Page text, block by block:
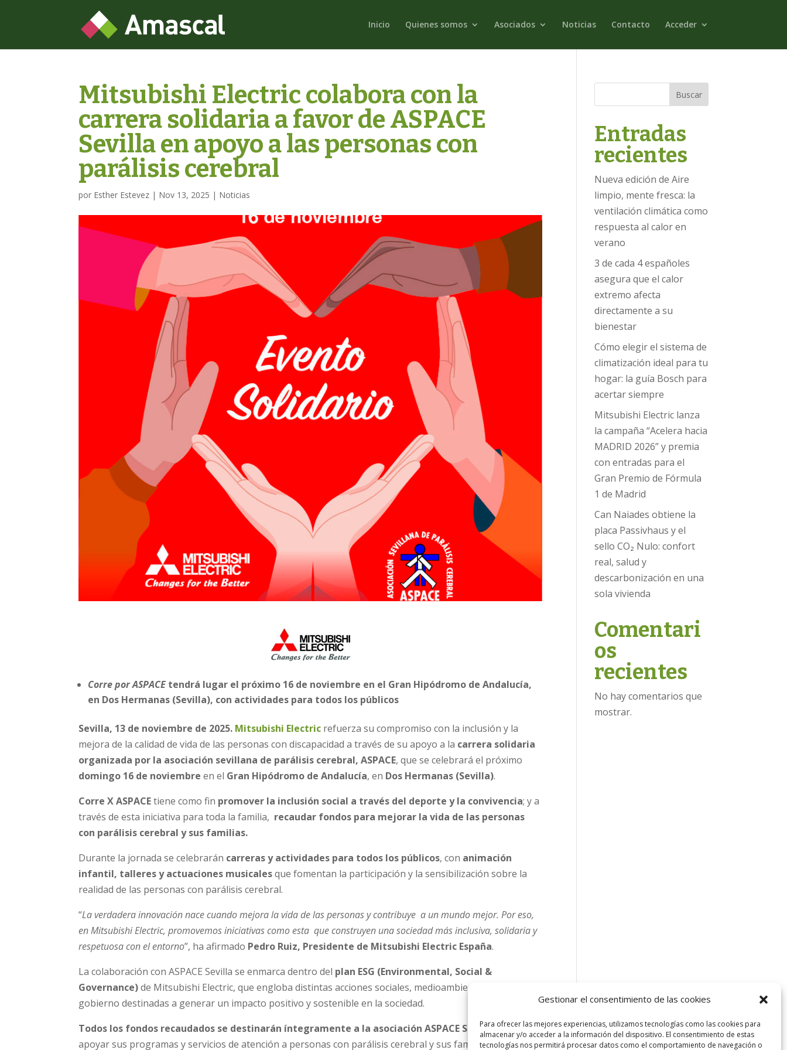
Gestionar el consentimiento de las cookies
Para ofrecer las mejores experiencias, utilizamos tecnologías como las cookies para
almacenar y/o acceder a la información del dispositivo. El consentimiento de estas
tecnologías nos permitirá procesar datos como el comportamiento de navegación o
Inicio Quienes somos Asociados Noticias Contacto Acceder
Mitsubishi Electric colabora con la
carrera solidaria a favor de ASPACE
Sevilla en apoyo a las personas con
parálisis cerebral
por Esther Estevez | Nov 13, 2025 | Noticias
Corre por ASPACE tendrá lugar el próximo 16 de noviembre en el Gran Hipódromo de Andalucía,
en Dos Hermanas (Sevilla), con actividades para todos los públicos
Sevilla, 13 de noviembre de 2025. Mitsubishi Electric refuerza su compromiso con la inclusión y la
mejora de la calidad de vida de las personas con discapacidad a través de su apoyo a la carrera solidaria
organizada por la asociación sevillana de parálisis cerebral, ASPACE, que se celebrará el próximo
domingo 16 de noviembre en el Gran Hipódromo de Andalucía, en Dos Hermanas (Sevilla).
Corre X ASPACEtiene como fin promover la inclusión social a través del deporte y la convivencia; y a
través de esta iniciativa para toda la familia, recaudar fondos para mejorar la vida de las personas
con parálisis cerebral y sus familias.
Durante la jornada se celebrarán carreras y actividades para todos los públicos, con animación
infantil, talleres y actuaciones musicalesque fomentan la participación y la sensibilización sobre la
realidad de las personas con parálisis cerebral.
“La verdadera innovación nace cuando mejora la vida de las personas y contribuye a un mundo mejor. Por eso,
en Mitsubishi Electric, promovemos iniciativas como esta que construyen una sociedad más inclusiva, solidaria y
respetuosa con el entorno”, ha afirmado Pedro Ruiz, Presidente de Mitsubishi Electric España.
La colaboración con ASPACE Sevilla se enmarca dentro del plan ESG (Environmental, Social &
Governance)de Mitsubishi Electric, que engloba distintas acciones sociales, medioambientales y de buen
gobierno destinadas a generar un impacto positivo y sostenible en la sociedad.
Todos los fondos recaudados se destinarán íntegramente a la asociación ASPACE Sevillapara
apoyar sus programas y servicios de atención a personas con parálisis cerebral y sus familias.
Buscar
Entradas
recientes
Nueva edición de Aire
limpio, mente fresca: la
ventilación climática como
respuesta al calor en
verano
3 de cada 4 españoles
asegura que el calor
extremo afecta
directamente a su
bienestar
Cómo elegir el sistema de
climatización ideal para tu
hogar: la guía Bosch para
acertar siempre
Mitsubishi Electric lanza
la campaña “Acelera hacia
MADRID 2026” y premia
con entradas para el
Gran Premio de Fórmula
1 de Madrid
Can Naiades obtiene la
placa Passivhaus y el
sello CO₂ Nulo: confort
real, salud y
descarbonización en una
sola vivienda
Comentari
os
recientes
No hay comentarios que
mostrar.